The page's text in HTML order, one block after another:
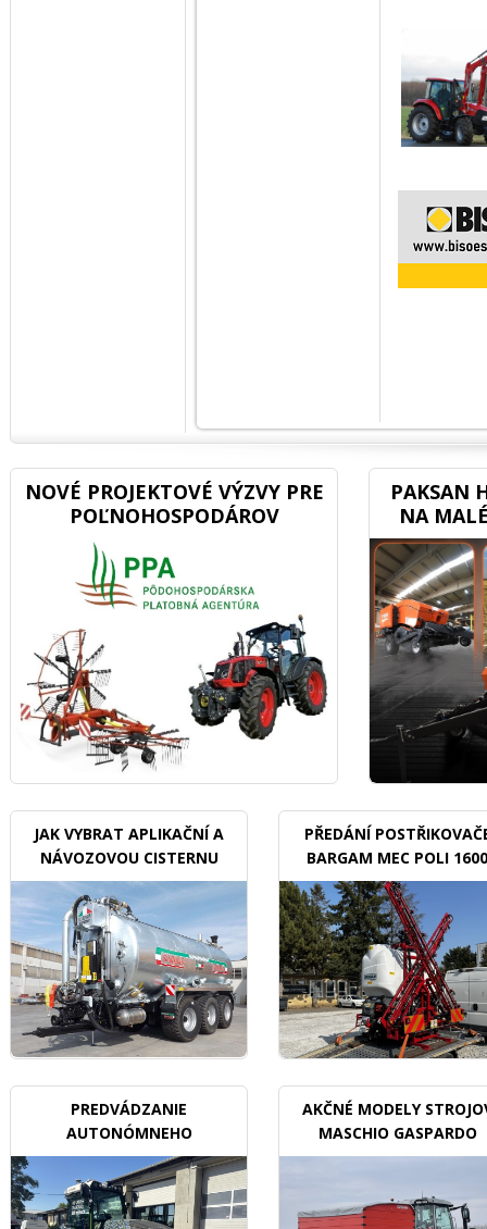
NOVÉ PROJEKTOVÉ VÝZVY PRE
POĽNOHOSPODÁROV
PAKSAN
NA
JAK VYBRAT APLIKAČNÍ A
NÁVOZOVOU CISTERNU
PŘEDÁNÍ
BARGAM MEC POLI 1600
BDX
PREDVÁDZANIE
AUTONÓMNEHO
TRAKTORU V SADOCH
AKČNÉ MODELY
MASCHIO GASPARDO